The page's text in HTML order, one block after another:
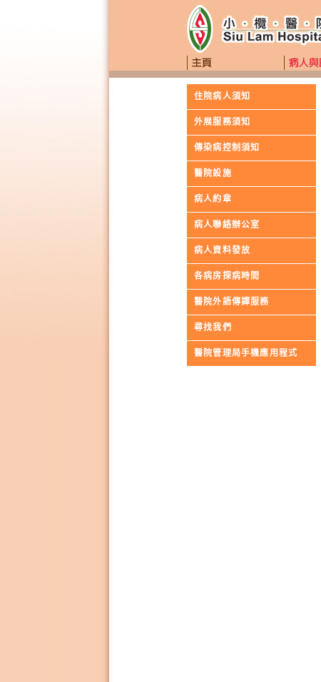
住院病人須知
外展服務須知
傳染病控制須知
醫院設施
病人約章
病人聯絡辦公室
病人資料發放
各病房探病時間
醫院外語傳譯服務
尋找我們
醫院管理局手機應用程式